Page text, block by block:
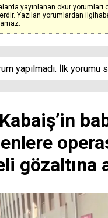
yayınlanan okur yorumları
Yazılan yorumlardan
yapılmadı. İlk yorumu
gözaltına